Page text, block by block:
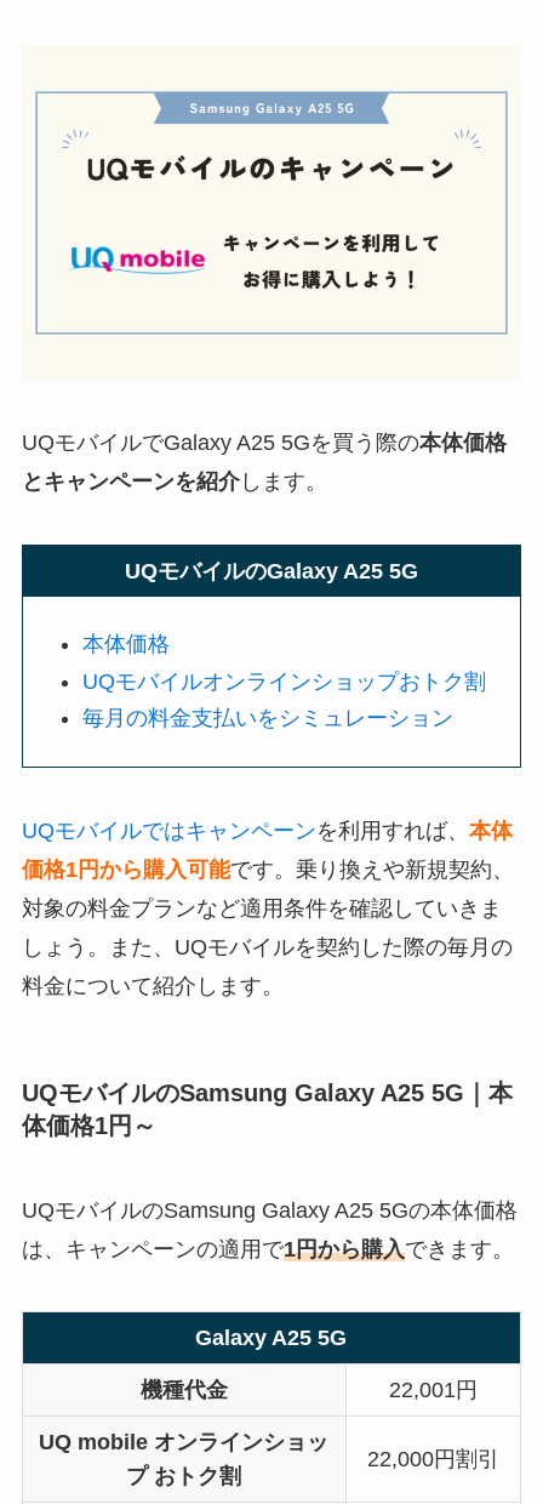
UQモバイルでGalaxy A25 5Gを買う際の本体価格
とキャンペーンを紹介します。
UQモバイルのGalaxy A25 5G
本体価格
UQモバイルオンラインショップおトク割
毎月の料金支払いをシミュレーション
UQモバイルではキャンペーンを利用すれば、 本体
価格1円から購入可能です。乗り換えや新規契約、
対象の料金プランなど適用条件を確認していきま
しょう。また、UQモバイルを契約した際の毎月の
料金について紹介します。
UQモバイルのSamsung Galaxy A25 5G｜本
体価格1円～
UQモバイルのSamsung Galaxy A25 5Gの本体価格
は、キャンペーンの適用で1円から購入できます。
Galaxy A25 5G
機種代金 22,001円
UQ mobile オンラインショッ
プ おトク割
22,000円割引